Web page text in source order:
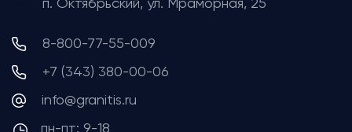
8-800-77-55-009
+7 (343) 380-00-06
info@granitis.ru
пн-пт: 9-18